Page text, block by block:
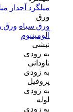
میلگرد آجدار
ورق
ورق سیاه ورق
آلومینیوم
نبشی
به زودی
ناودانی
به زودی
پروفیل
به زودی
لوله
به زودی